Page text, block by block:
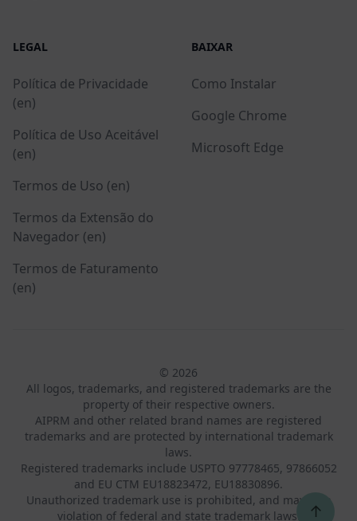
LEGAL
Política de Privacidade
(en)
Política de Uso Aceitável
(en)
Termos de Uso (en)
Termos da Extensão do
Navegador (en)
Termos de Faturamento
(en)
BAIXAR
Como Instalar
Google Chrome
Microsoft Edge
© 2026
All logos, trademarks, and registered trademarks are the
property of their respective owners.
AIPRM and other related brand names are registered
trademarks and are protected by international trademark
laws.
Registered trademarks include USPTO 97778465, 97866052
and EU CTM EU18823472, EU18830896.
Unauthorized trademark use is prohibited, and may be a
violation of federal and state trademark laws.
↑